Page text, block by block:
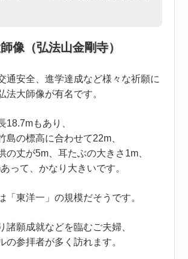
像（弘法山金剛寺）
通安全、進学達成など様々な祈願に
法大師像が有名です。
18.7mもあり、
島の標高に合わせて22m、
の丈が5m、耳たぶの大きさ1m、
って、かなり大きいです。
「東洋一」の規模だそうです。
諸願成就などを臨むご夫婦、
の参拝者が多く訪れます。